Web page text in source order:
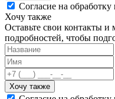
Согласие на
Хочу также
Оставьте свои контакты
подробностей, чтобы
Хочу также